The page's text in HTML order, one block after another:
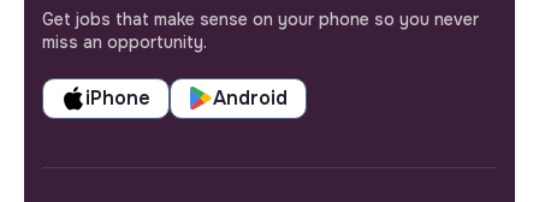
Get jobs that make sense on your phone so you never
miss an opportunity.
iPhone Android